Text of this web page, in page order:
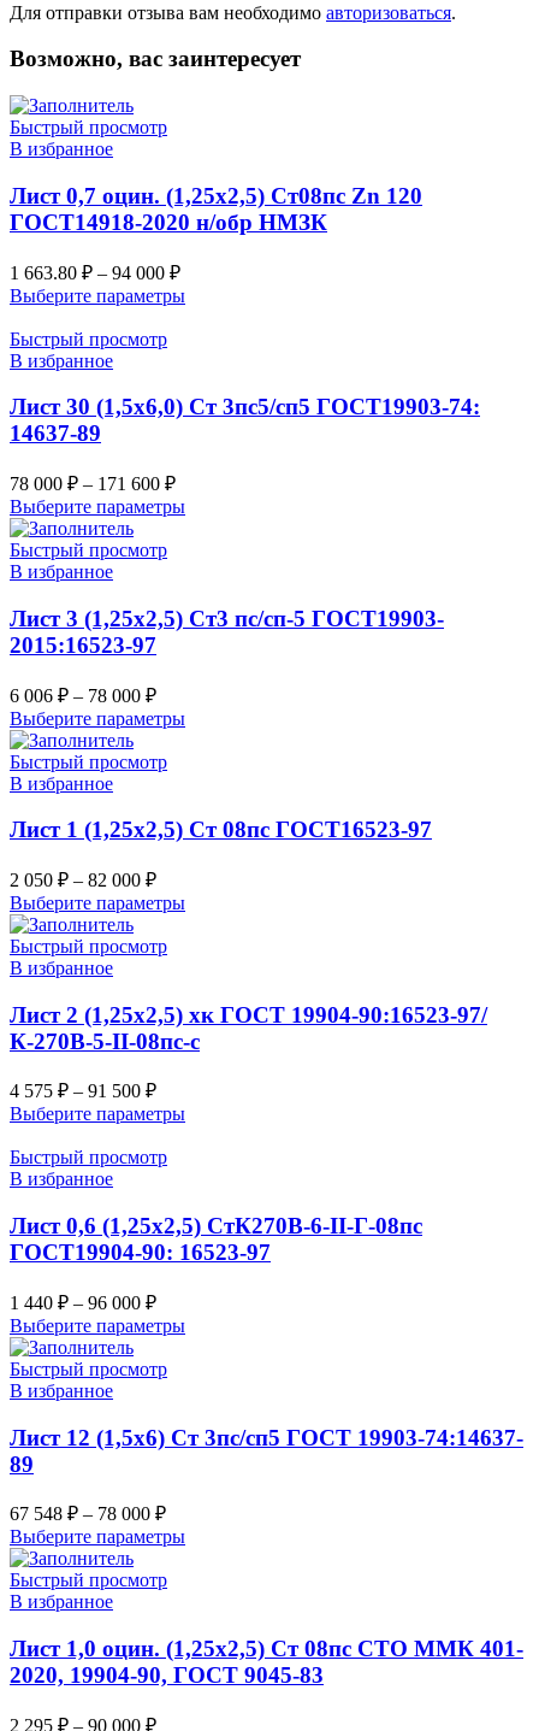
Для отправки отзыва вам необходимо авторизоваться.
Возможно, вас заинтересует
Быстрый просмотр
В избранное
Лист 0,7 оцин. (1,25х2,5) Ст08пс Zn 120
ГОСТ14918-2020 н/обр НМЗК
1 663.80 ₽ – 94 000 ₽
Выберите параметры
Быстрый просмотр
В избранное
Лист 30 (1,5х6,0) Ст 3пс5/сп5 ГОСТ19903-74:
14637-89
78 000 ₽ – 171 600 ₽
Выберите параметры
Быстрый просмотр
В избранное
Лист 3 (1,25х2,5) Ст3 пс/сп-5 ГОСТ19903-
2015:16523-97
6 006 ₽ – 78 000 ₽
Выберите параметры
Быстрый просмотр
В избранное
Лист 1 (1,25х2,5) Ст 08пс ГОСТ16523-97
2 050 ₽ – 82 000 ₽
Выберите параметры
Быстрый просмотр
В избранное
Лист 2 (1,25х2,5) хк ГОСТ 19904-90:16523-97/
К-270В-5-II-08пс-с
4 575 ₽ – 91 500 ₽
Выберите параметры
Быстрый просмотр
В избранное
Лист 0,6 (1,25х2,5) СтК270В-6-II-Г-08пс
ГОСТ19904-90: 16523-97
1 440 ₽ – 96 000 ₽
Выберите параметры
Быстрый просмотр
В избранное
Лист 12 (1,5х6) Ст 3пс/сп5 ГОСТ 19903-74:14637-
89
67 548 ₽ – 78 000 ₽
Выберите параметры
Быстрый просмотр
В избранное
Лист 1,0 оцин. (1,25х2,5) Ст 08пс СТО ММК 401-
2020, 19904-90, ГОСТ 9045-83
2 295 ₽ – 90 000 ₽